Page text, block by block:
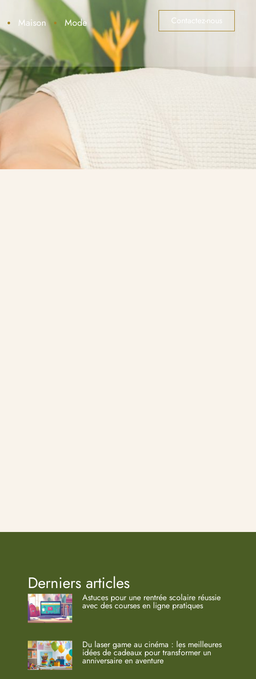
Maison Mode Contactez-nous
Derniers articles
Astuces pour une rentrée scolaire réussie
avec des courses en ligne pratiques
Du laser game au cinéma : les meilleures
idées de cadeaux pour transformer un
anniversaire en aventure